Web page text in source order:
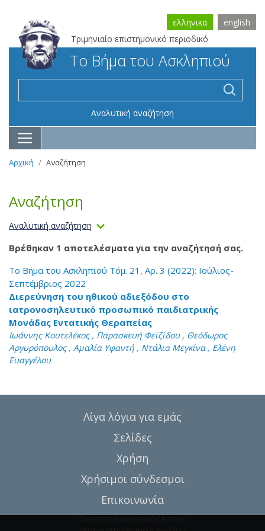
Τριμηνιαίο επιστημονικό περιοδικό
ελληνικα english
Το Βήμα του Ασκληπιού
Αναλυτική αναζήτηση
Αρχική Αναζήτηση
Αναζήτηση
Αναλυτική αναζήτηση
Βρέθηκαν 1 αποτελέσματα για την αναζήτησή σας.
Το Βήμα του Ασκληπιού Τόμ. 21, Αρ. 3 (2022): Ιούλιος-
Σεπτέμβριος 2022
Διερεύνηση του ηθικoύ αδιεξόδου στο
ιατρονοσηλευτικό προσωπικό παιδιατρικής
Μονάδας Εντατικής Θεραπείας
Ιωάννης Κουτελέκος , Παρασκευή Φεϊζίδου , Θεόδωρος
Αργυρόπουλος , Αμαλία Υφαντή , Ντάλια Μεγκίνα , Eλένη
Ευαγγέλου
Λίγα λόγια για εμάς
Σελίδες
Χρήση
Χρήσιμοι σύνδεσμοι
Επικοινωνία
Πανεπιστήμιο Δυτικής Αττικής